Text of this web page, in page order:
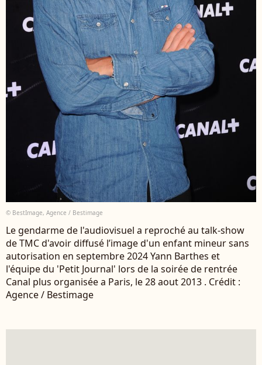
© BestImage, Agence / Bestimage
Le gendarme de l'audiovisuel a reproché au talk-show
de TMC d'avoir diffusé l’image d'un enfant mineur sans
autorisation en septembre 2024 Yann Barthes et
l'équipe du 'Petit Journal' lors de la soirée de rentrée
Canal plus organisée a Paris, le 28 aout 2013 . Crédit :
Agence / Bestimage